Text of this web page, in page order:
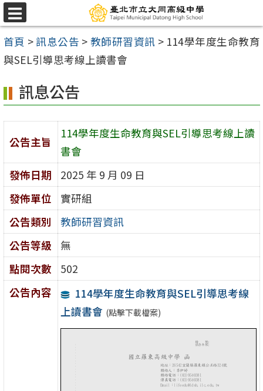
跳
至
主
要
容
區
選
單
首頁 >訊息公告 > 教師研習資訊 > 114學年度生命教育
與SEL引導思考線上讀書會
訊息公告
公告主旨
114學年度生命教育與SEL引導思考線上讀
書會
發佈日期
2025 年 9 月 09 日
發佈單位
實研組
公告類別
教師研習資訊
公告等級
無
點閱次數
502
公告內容
114學年度生命教育與SEL引導思考線
上讀書會 (點擊下載檔案)